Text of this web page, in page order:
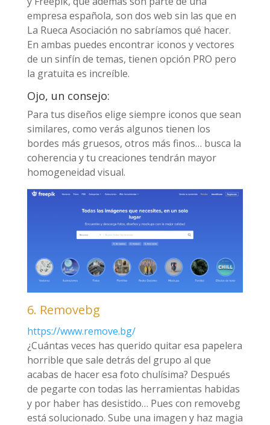
empresa española, son dos web sin las que en
La Rueca Asociación no sabríamos qué hacer.
En ambas puedes encontrar iconos y vectores
de un sinfín de temas, tienen opción PRO pero
la gratuita es increíble.
Ojo, un consejo:
Para tus diseños elige siempre iconos que sean
similares, como verás algunos tienen los
bordes más gruesos, otros más finos… busca la
coherencia y tu creaciones tendrán mayor
homogeneidad visual.
6. Removebg
https://www.remove.bg/
¿Cuántas veces has querido quitar esa papelera
horrible que sale detrás del grupo al que
acabas de hacer esa foto chulísima? Después
de pegarte con todas las herramientas habidas
y por haber has desistido… Pues con removebg
está solucionado. Sube una imagen y haz magia